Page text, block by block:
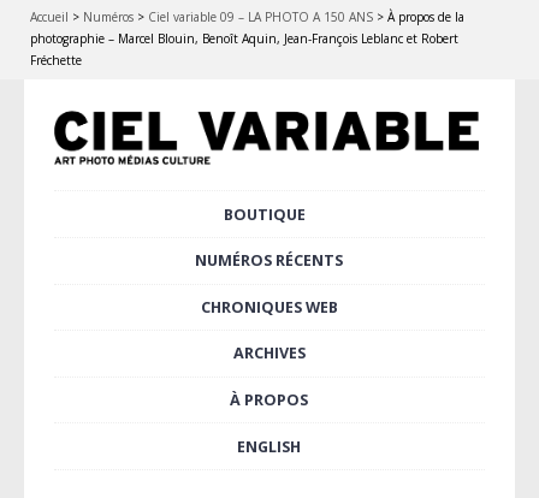
Accueil > Numéros > Ciel variable 09 – LA PHOTO A 150 ANS > À propos de la
photographie – Marcel Blouin, Benoît Aquin, Jean-François Leblanc et Robert
Fréchette
BOUTIQUE
NUMÉROS RÉCENTS
CHRONIQUES WEB
ARCHIVES
À PROPOS
ENGLISH